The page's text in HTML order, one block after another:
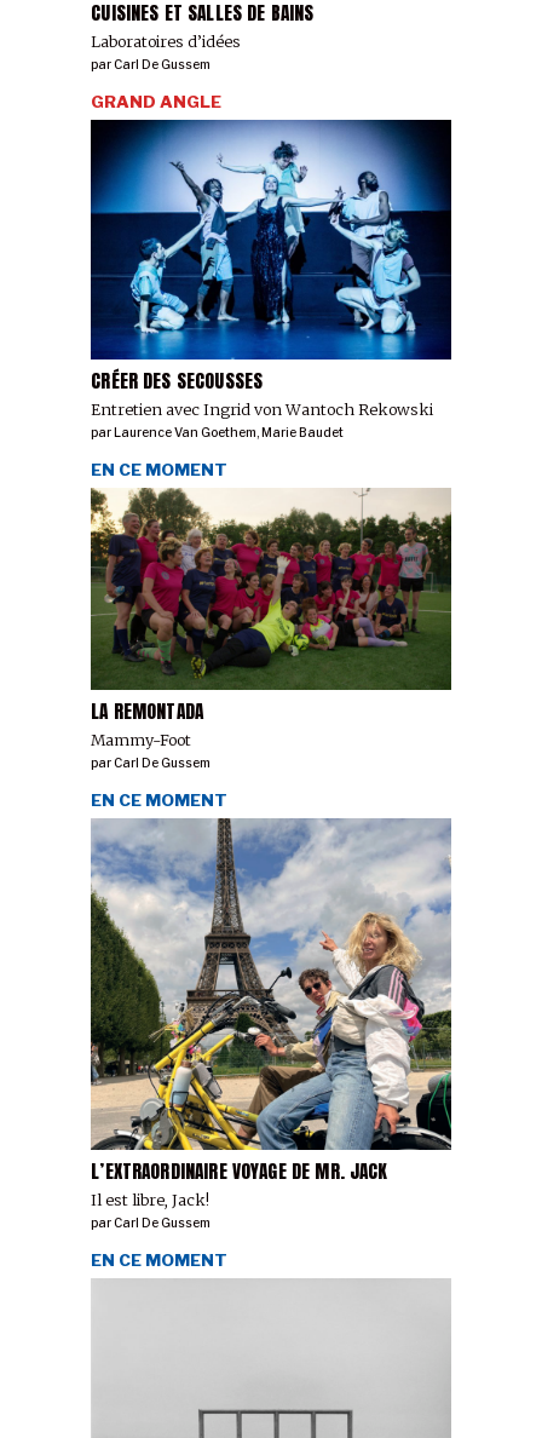
CUISINES ET SALLES DE BAINS
Laboratoires d’idées
parCarl De Gussem
CRÉER DES SECOUSSES
Entretien avec Ingrid von Wantoch Rekowski
GRAND ANGLE
parLaurence Van Goethem,Marie Baudet
LA REMONTADA
Mammy-Foot
EN CE MOMENT
parCarl De Gussem
L’EXTRAORDINAIRE VOYAGE DE MR. JACK
Il est libre, Jack!
EN CE MOMENT
parCarl De Gussem
EN CE MOMENT